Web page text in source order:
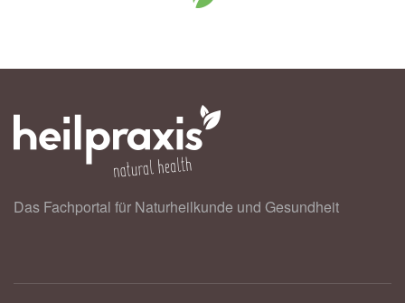
Das Fachportal für Naturheilkunde und Gesundheit